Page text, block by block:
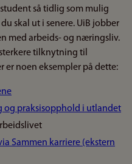
så tidlig som mulig
skal ut i senere. UiB jobber
med arbeids- og næringsliv.
tilknytning til
noen eksempler på dette:
og praksisopphold i utlandet
Sammen karriere (ekstern